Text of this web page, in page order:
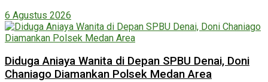
6 Agustus 2026
Diduga Aniaya Wanita di Depan SPBU Denai, Doni
Chaniago Diamankan Polsek Medan Area